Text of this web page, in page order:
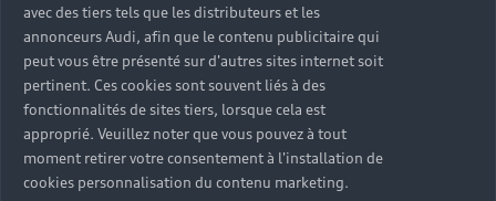
avec des tiers tels que les distributeurs et les
annonceurs Audi, afin que le contenu publicitaire qui
peut vous être présenté sur d'autres sites internet soit
pertinent. Ces cookies sont souvent liés à des
fonctionnalités de sites tiers, lorsque cela est
approprié. Veuillez noter que vous pouvez à tout
moment retirer votre consentement à l'installation de
cookies personnalisation du contenu marketing.